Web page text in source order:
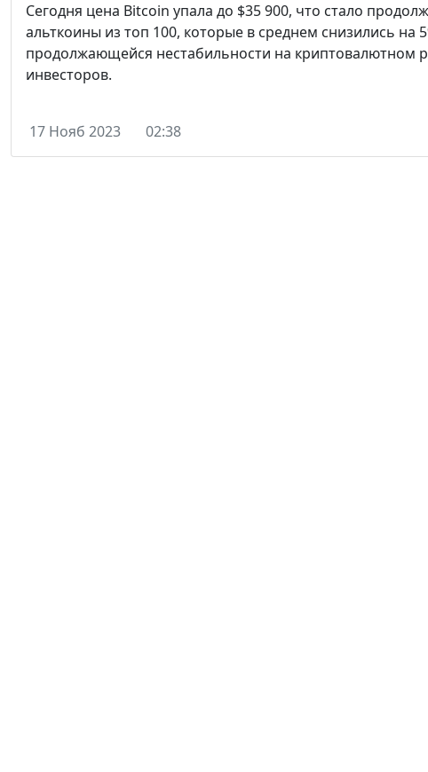
Сегодня цена Bitcoin упала до $35 900, что стало
альткоины из топ 100, которые в среднем снизились на
продолжающейся нестабильности на криптовалютном
инвесторов.
17 Нояб 2023 02:38